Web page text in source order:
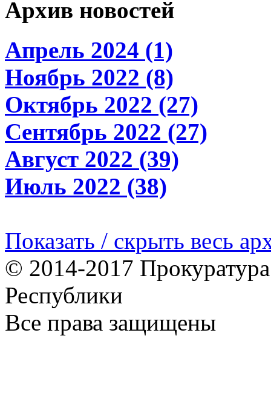
Архив новостей
Апрель 2024 (1)
Ноябрь 2022 (8)
Октябрь 2022 (27)
Сентябрь 2022 (27)
Август 2022 (39)
Июль 2022 (38)
Показать / скрыть весь
© 2014-2017
Республики
Все права защищены